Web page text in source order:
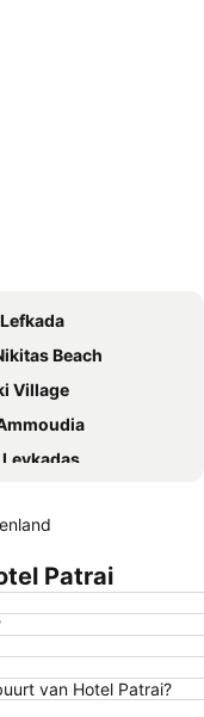
Beach
Village
sto Nidri
Agios Ioannis
Patrai
van Hotel Patrai?